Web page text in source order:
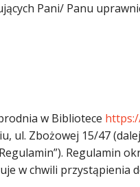
Pani/ Panu
w Bibliotece
ul. Zbożowej 15/47
Regulamin
w chwili przystąpienia